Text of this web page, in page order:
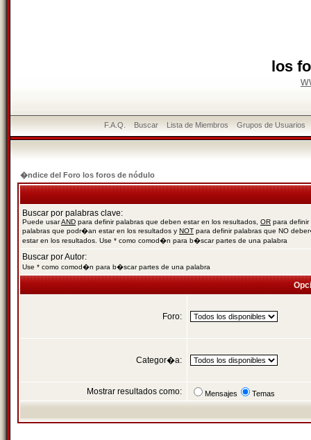
los
F.A.Q. Buscar Lista de Miembros Grupos de Usuarios
�ndice del Foro los foros de nódulo
Buscar por palabras clave:
Puede usarAND para definir palabras que deben estar en los resultados, OR para definir
palabras que podr�an estar en los resultados y NOT para definir palabras que NO
estar en los resultados. Use * como comod�n para b�scar partes de una palabra
Buscar por Autor:
Use * como comod�n para b�scar partes de una palabra
Foro:
Categor�a:
Mostrar resultados como: Mensajes Temas